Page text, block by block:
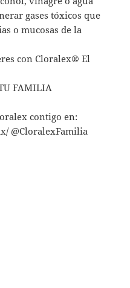
gases tóxicos que
o mucosas de la
con Cloralex® El
FAMILIA
contigo en:
@CloralexFamilia